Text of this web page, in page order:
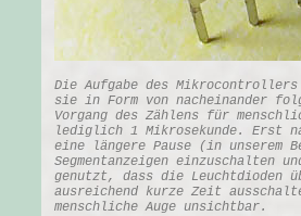
Die Aufgabe des Mikrocontrollers
sie in Form von nacheinander
Vorgang des Zählens für
lediglich 1 Mikrosekunde. Erst
eine längere Pause (in unserem
Segmentanzeigen einzuschalten
genutzt, dass die Leuchtdioden
ausreichend kurze Zeit
menschliche Auge unsichtbar.